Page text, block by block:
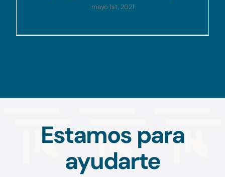
mayo 1st, 2021
Estamos para
ayudarte